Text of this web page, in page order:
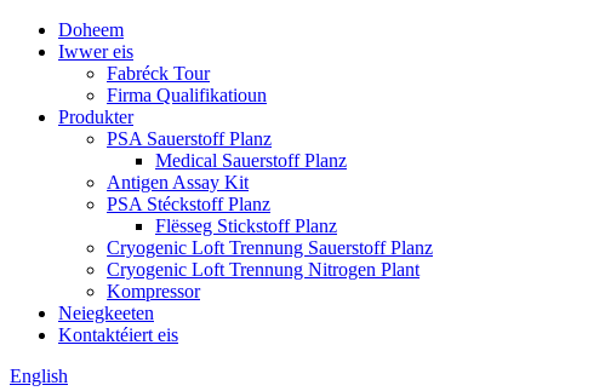
Doheem
Iwwer eis
Fabréck Tour
Firma Qualifikatioun
Produkter
PSA Sauerstoff Planz
Medical Sauerstoff Planz
Antigen Assay Kit
PSA Stéckstoff Planz
Flësseg Stickstoff Planz
Cryogenic Loft Trennung Sauerstoff Planz
Cryogenic Loft Trennung Nitrogen Plant
Kompressor
Neiegkeeten
Kontaktéiert eis
English